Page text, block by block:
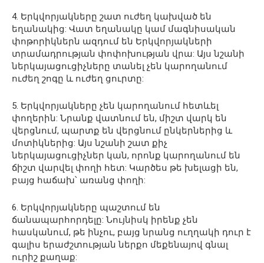
4. Երկվորյակները շատ ուժեղ կախված են
եղանակից: Վատ եղանակը կամ մագնիսական
փոթորիկներն ազդում են Երկվորյակների
տրամադրության փոփոխության վրա: Այս նշանի
ներկայացուցիչները տանել չեն կարողանում
ուժեղ շոգը և ուժեղ ցուրտը:
5. Երկվորյակները չեն կարողանում հետևել
փողերին: Նրանք վատնում են, միշտ վարկ են
վերցնում, պարտք են վերցնում ընկերներից և
մոտիկներից: Այս նշանի շատ քիչ
ներկայացուցիչներ կան, որոնք կարողանում են
ճիշտ վարվել փողի հետ: Կարծես թե խելացի են,
բայց հաճախ՝ առանց փողի:
6. Երկվորյակները պաշտում են
ճանապարհորդելը: Նույնիսկ իրենք չեն
հասկանում, թե ինչու, բայց նրանց ուղղակի դուր է
գալիս երաժշտության ներքո մեքենայով գնալ
ուրիշ քաղաք: